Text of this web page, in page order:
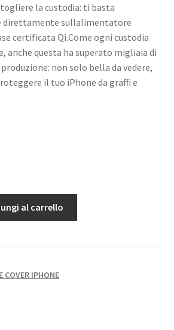
la custodia: ti basta
direttamente sullalimentatore
certificata Qi.Come ogni custodia
anche questa ha superato migliaia di
non solo bella da vedere,
il tuo iPhone da graffi e
al carrello
COVER IPHONE